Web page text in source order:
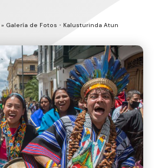
» Galería de Fotos・Kalusturinda Atun